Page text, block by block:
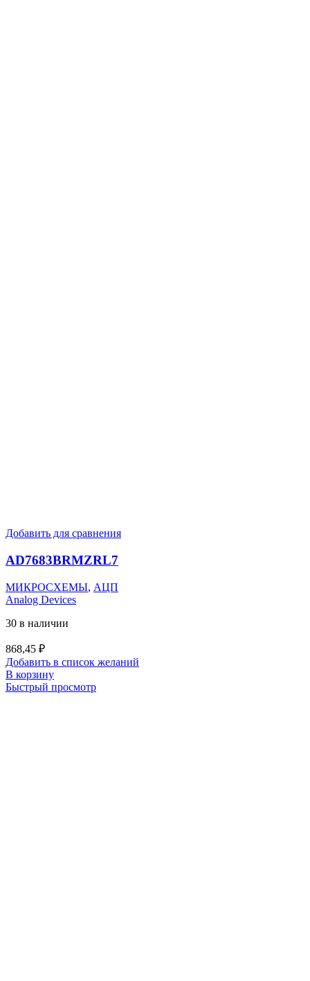
Добавить для сравнения
AD7683BRMZRL7
МИКРОСХЕМЫ, АЦП
Analog Devices
30 в наличии
868,45 ₽
Добавить в список желаний
В корзину
Быстрый просмотр